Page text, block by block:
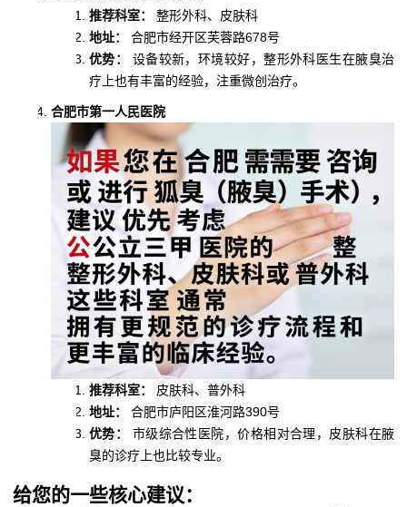
推荐科室：
整形外科、皮肤科
地址：
合肥市经开区芙蓉路678号
优势：
设备较新，环境较好，整形外科医生在腋臭治
疗上也有丰富的经验，注重微创治疗。
合肥市第一人民医院
推荐科室：
皮肤科、普外科
地址：
合肥市庐阳区淮河路390号
优势：
市级综合性医院，价格相对合理，皮肤科在腋
臭的诊疗上也比较专业。
给您的一些核心建议：